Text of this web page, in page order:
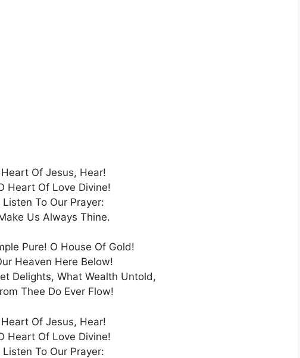
Heart Of Jesus, Hear!
Heart Of Love Divine!
Listen To Our Prayer:
Us Always Thine.
Pure! O House Of Gold!
Heaven Here Below!
Delights, What Wealth Untold,
Thee Do Ever Flow!
Heart Of Jesus, Hear!
Heart Of Love Divine!
Listen To Our Prayer: